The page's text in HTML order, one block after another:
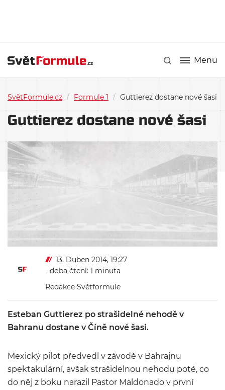
Menu
SvětFormule.cz / Formule 1 / Guttierez dostane nové šasi
Guttierez dostane nové šasi
13. Duben 2014, 19:27
- doba čtení: 1 minuta
Redakce Světformule
Esteban Guttierez po strašidelné nehodě v
Bahranu dostane v Číně nové šasi.
Mexický pilot předvedl v závodě v Bahrajnu
spektakulární, avšak strašidelnou nehodu poté, co
do něj z boku narazil Pastor Maldonado v první